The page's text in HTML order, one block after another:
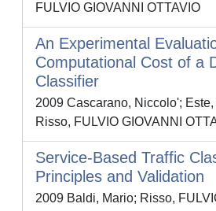
FULVIO GIOVANNI OTTAVIO
An Experimental
Computational Cost of a
Classifier
2009 Cascarano, Niccolo'; Este,
Risso, FULVIO GIOVANNI
Service-Based Traffic
Principles and Validation
2009 Baldi, Mario; Risso,